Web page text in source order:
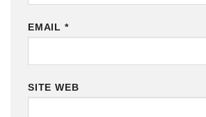
EMAIL *
SITE WEB